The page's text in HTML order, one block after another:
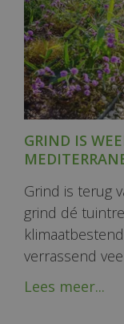
GRIND IS
Grind is terug
grind dé
verrassend
Lees meer...